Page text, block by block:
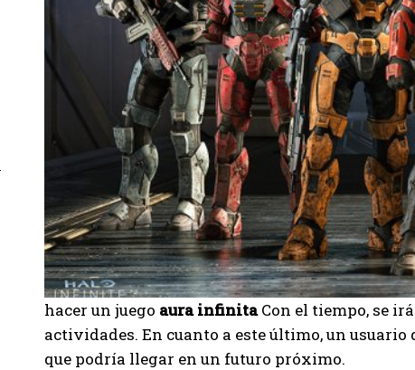
hacer un juego aura infinitaCon el tiempo, se
actividades. En cuanto a este último, un usuario
que podría llegar en un futuro próximo.